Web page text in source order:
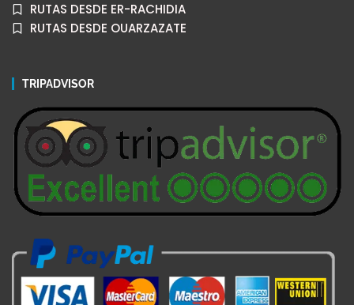
RUTAS DESDE ER-RACHIDIA
RUTAS DESDE OUARZAZATE
TRIPADVISOR